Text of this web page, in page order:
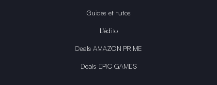
Guides et tutos
L'édito
Deals AMAZON PRIME
Deals EPIC GAMES